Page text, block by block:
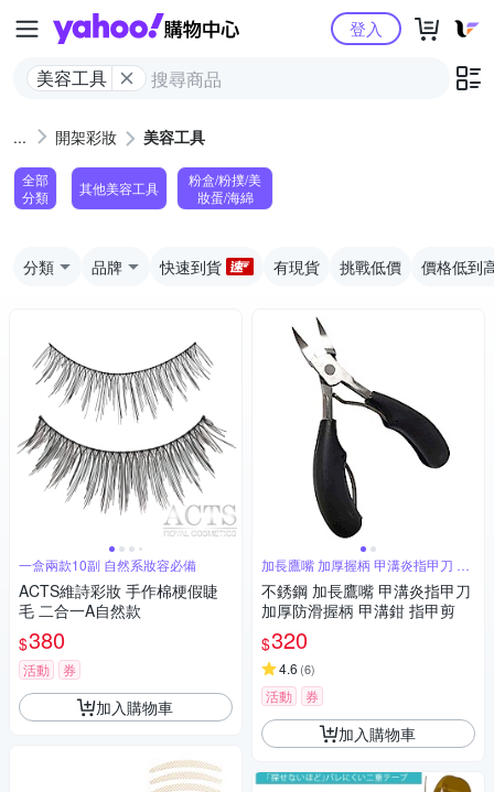
Yahoo購物中心
美容工具
登入
開架彩妝 美容工具
全部
分類
其他美容工具
粉盒/粉撲/美
妝蛋/海綿
分類 品牌 快速到貨 有現貨 挑戰低價 價格低到
一盒兩款10副 自然系妝容必備
ACTS維詩彩妝 手作棉梗假睫
毛 二合一A自然款
$380
活動 券
加入購物車
加長鷹嘴 加厚握柄 甲溝炎指甲刀 指
甲剪
不銹鋼 加長鷹嘴 甲溝炎指甲刀
加厚防滑握柄 甲溝鉗 指甲剪
$320
4.6 (6)
活動 券
加入購物車